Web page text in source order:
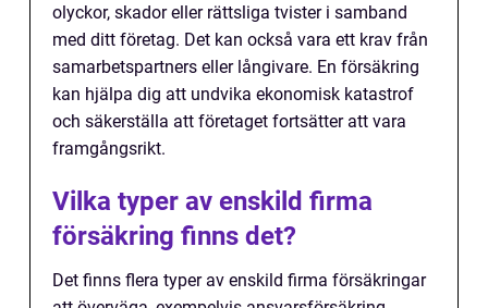
olyckor, skador eller rättsliga tvister i samband
med ditt företag. Det kan också vara ett krav från
samarbetspartners eller långivare. En försäkring
kan hjälpa dig att undvika ekonomisk katastrof
och säkerställa att företaget fortsätter att vara
framgångsrikt.
Vilka typer av enskild firma
försäkring finns det?
Det finns flera typer av enskild firma försäkringar